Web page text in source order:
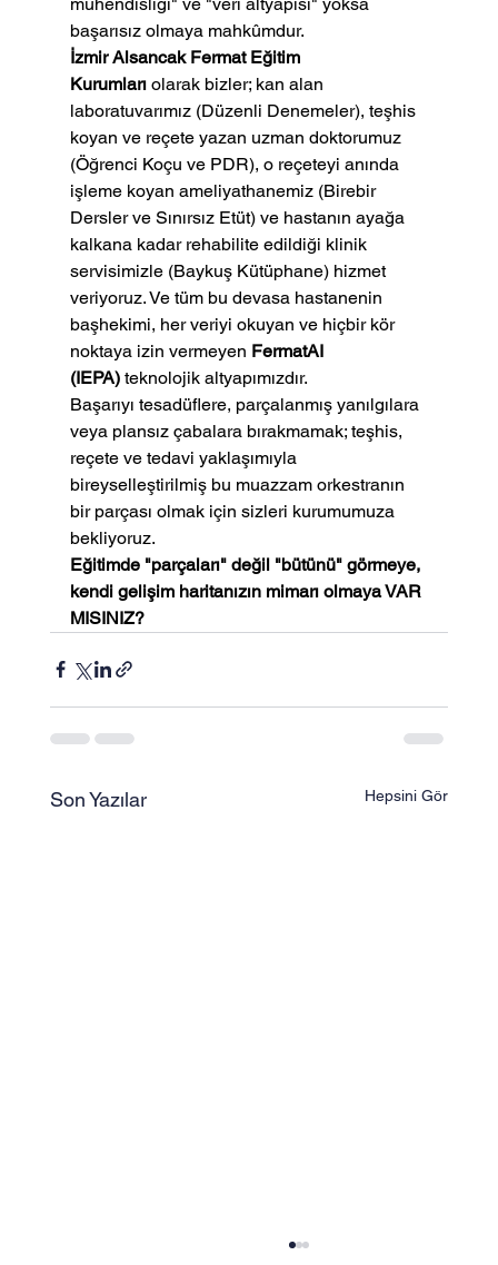
başarısız olmaya mahkûmdur.
İzmir Alsancak Fermat Eğitim
Kurumları olarak bizler; kan alan
laboratuvarımız (Düzenli Denemeler), teşhis
koyan ve reçete yazan uzman doktorumuz
(Öğrenci Koçu ve PDR), o reçeteyi anında
işleme koyan ameliyathanemiz (Birebir
Dersler ve Sınırsız Etüt) ve hastanın ayağa
kalkana kadar rehabilite edildiği klinik
servisimizle (Baykuş Kütüphane) hizmet
veriyoruz. Ve tüm bu devasa hastanenin
başhekimi, her veriyi okuyan ve hiçbir kör
noktaya izin vermeyen FermatAI
(IEPA) teknolojik altyapımızdır.
Başarıyı tesadüflere, parçalanmış yanılgılara
veya plansız çabalara bırakmamak; teşhis,
reçete ve tedavi yaklaşımıyla
bireyselleştirilmiş bu muazzam orkestranın
bir parçası olmak için sizleri kurumumuza
bekliyoruz.
Eğitimde "parçaları" değil "bütünü" görmeye,
kendi gelişim haritanızın mimarı olmaya VAR
MISINIZ?
Son Yazılar Hepsini Gör